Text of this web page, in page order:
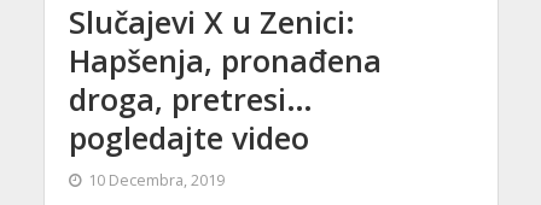
Slučajevi X u Zenici:
Hapšenja, pronađena
droga, pretresi…
pogledajte video
10 Decembra, 2019